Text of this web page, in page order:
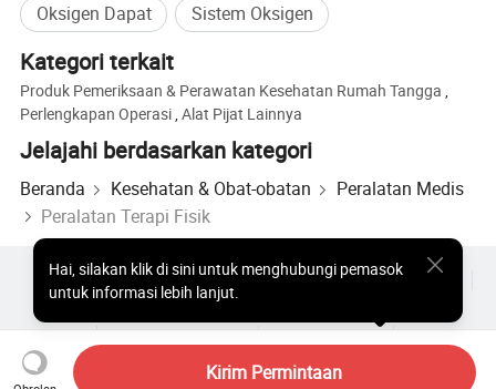
Jendela Transparan
Jendela akrilik yang jernih, mengurangi klaustrofobia dan
menciptakan lingkungan yang menenangkan.
Oksigen Dapat
Sistem Oksigen
Kategori terkait
Produk Pemeriksaan & Perawatan Kesehatan Rumah Tangga
Perlengkapan Operasi ,Alat Pijat Lainnya
Jelajahi berdasarkan kategori
Beranda Kesehatan & Obat-obatan
Peralatan Medis
Peralatan Terapi Fisik
Kirim Permintaan
Hai,silakan klik di sini untuk menghubungi pemasok
untuk informasi lebih lanjut.
Produk Populer Harga Produk Panas
Produk Panas Grosir
Pembeli bintang
Amplop
Perjanjian Pengguna Kebijakan Privasi
Hubungi
Copyright © 2026 Focus Technology Co., Ltd. All Rights Reserved